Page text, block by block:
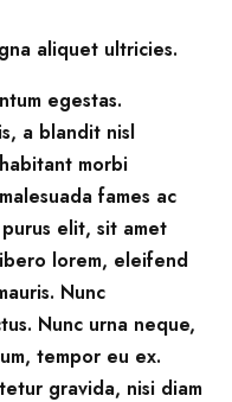
aliquet ultricies.
egestas.
a blandit nisl
morbi
fames ac
elit, sit amet
lorem, eleifend
Nunc
Nunc urna neque,
tempor eu ex.
gravida, nisi diam